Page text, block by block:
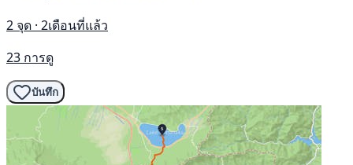
2 จุด · 2เดือนที่แล้ว
23 การดู
บันทึก